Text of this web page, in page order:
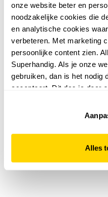
onze website beter en
noodzakelijke cookies die
en analytische cookies
verbeteren. Met marketing
persoonlijke content zien.
Superhandig. Als je onze
gebruiken, dan is het nodig
accepteert. Dit doe je door
website niet optimaal
Alles